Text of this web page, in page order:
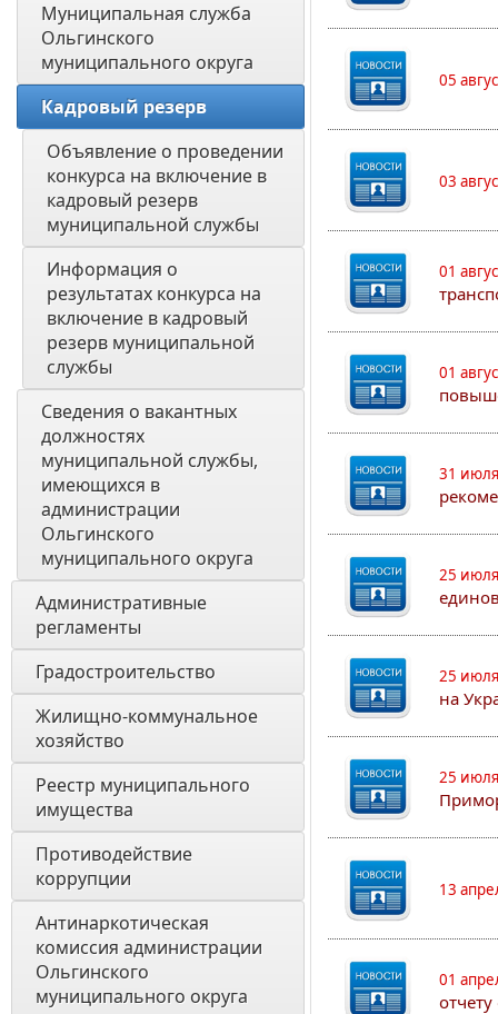
Муниципальная служба
Ольгинского
муниципального округа
Кадровый резерв
Объявление о проведении
конкурса на включение в
кадровый резерв
муниципальной службы
Информация о
результатах конкурса на
включение в кадровый
резерв муниципальной
службы
Сведения о вакантных
должностях
муниципальной службы,
имеющихся в
администрации
Ольгинского
муниципального округа
Административные
регламенты
Градостроительство
Жилищно-коммунальное
хозяйство
Реестр муниципального
имущества
Противодействие
коррупции
Антинаркотическая
комиссия администрации
Ольгинского
муниципального округа
05
03
01
01
31
25
25
на
25
13
01